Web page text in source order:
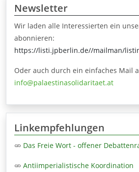
Newsletter
Wir laden alle Interessierten ein
abonnieren:
https://listi.jpberlin.de//mailman/
Oder auch durch ein einfaches Mail
info@palaestinasolidaritaet.at
Linkempfehlungen
Das Freie Wort - offener
Antiimperialistische Koordination